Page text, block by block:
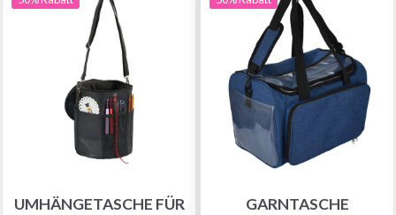
UMHÄNGETASCHE FÜR
GARNTASCHE